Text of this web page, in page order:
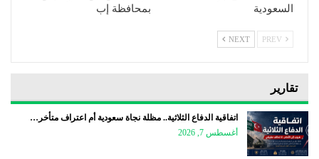
السعودية
بمحافظة إب
NEXT
تقارير
اتفاقية الدفاع الثلاثية.. مظلة نجاة سعودية أم اعتراف متأخر…
أغسطس 7, 2026